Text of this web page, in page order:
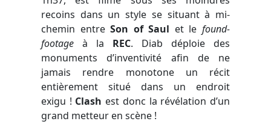
recoins dans un style se situant à mi-
chemin entreSon of Saul et lefound-
footage à la REC. Diab déploie des
monuments d’inventivité afin de ne
jamais rendre monotone un récit
entièrement situé dans un endroit
exigu ! Clash est donc la révélation d’un
grand metteur en scène !